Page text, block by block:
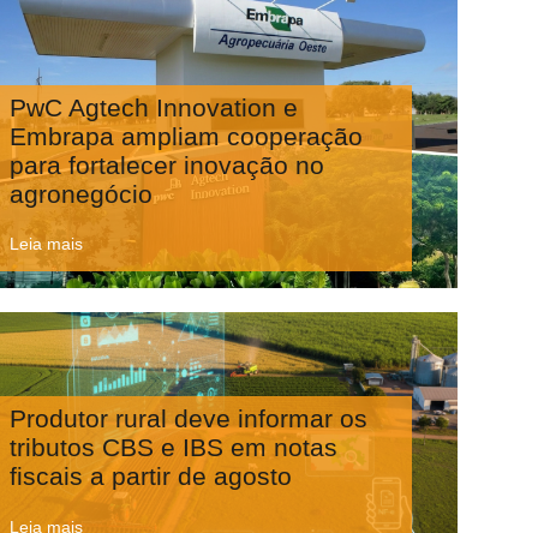
PwC Agtech Innovation e
Embrapa ampliam cooperação
para fortalecer inovação no
agronegócio
Leia mais
Produtor rural deve informar os
tributos CBS e IBS em notas
fiscais a partir de agosto
Leia mais